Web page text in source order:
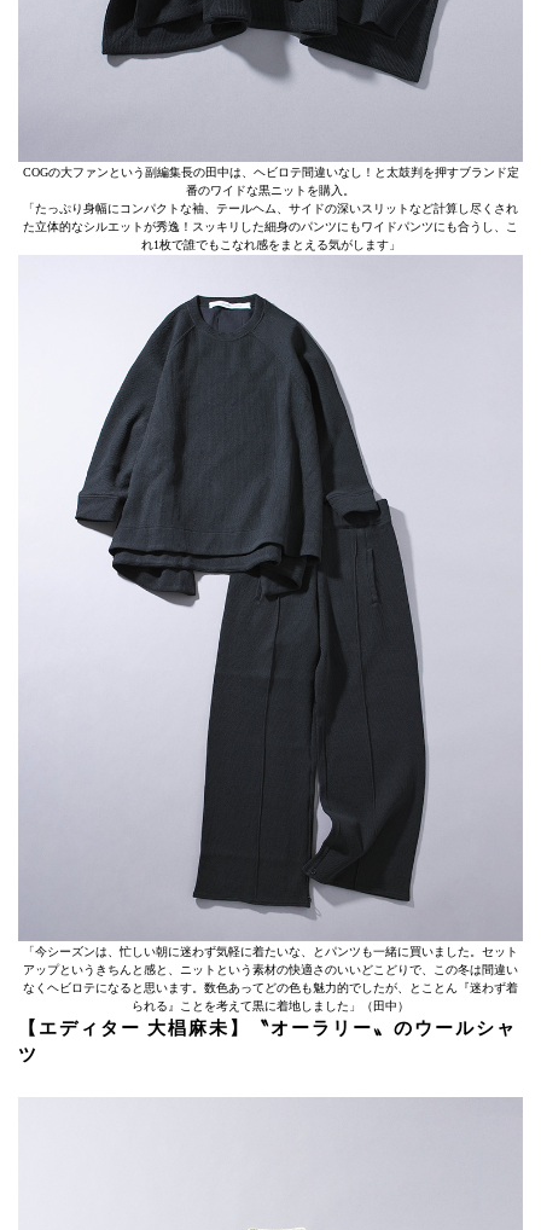
COGの大ファンという副編集長の田中は、ヘビロテ間違いなし！と太鼓判を押すブランド定
番のワイドな黒ニットを購入。
「たっぷり身幅にコンパクトな袖、テールヘム、サイドの深いスリットなど計算し尽くされ
た立体的なシルエットが秀逸！スッキリした細身のパンツにもワイドパンツにも合うし、こ
れ1枚で誰でもこなれ感をまとえる気がします」
「今シーズンは、忙しい朝に迷わず気軽に着たいな、とパンツも一緒に買いました。セット
アップというきちんと感と、ニットという素材の快適さのいいどこどりで、この冬は間違い
なくヘビロテになると思います。数色あってどの色も魅力的でしたが、とことん『迷わず着
られる』ことを考えて黒に着地しました」（田中）
【エディター 大椙麻未】〝オーラリー〟のウールシャ
ツ